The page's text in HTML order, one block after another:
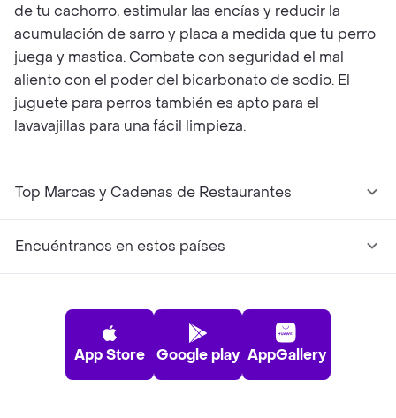
de tu cachorro, estimular las encías y reducir la
acumulación de sarro y placa a medida que tu perro
juega y mastica. Combate con seguridad el mal
aliento con el poder del bicarbonato de sodio. El
juguete para perros también es apto para el
lavavajillas para una fácil limpieza.
Top Marcas y Cadenas de Restaurantes
Encuéntranos en estos países
App Store Google play AppGallery